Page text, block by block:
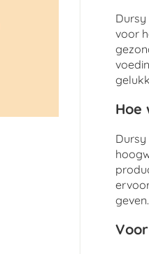
voor
Hoe
geven.